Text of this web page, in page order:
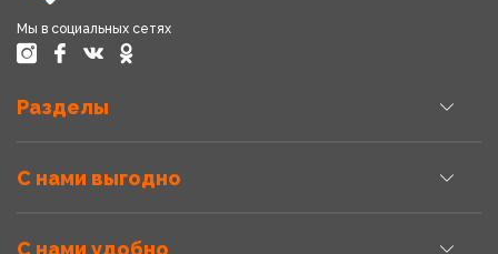
Мы в социальных сетях
Разделы
С нами выгодно
С нами удобно